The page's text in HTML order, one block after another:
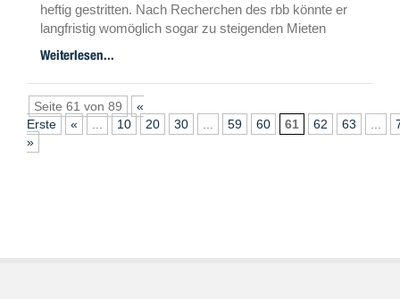
heftig gestritten. Nach Recherchen des rbb könnte er
langfristig womöglich sogar zu steigenden Mieten
führen. Für diese Annahme spielt der Mietspiegel eine
entscheidende Rolle.
Weiterlesen...
Seite 61 von 89
«
Erste
« 10 20 30 59 60 61 62 63
»